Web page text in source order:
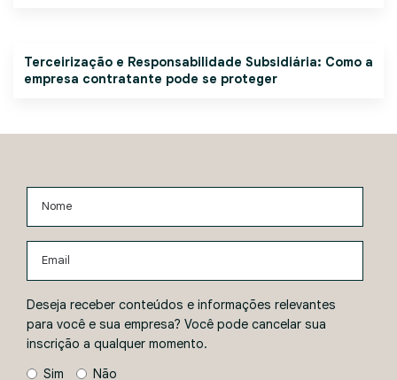
Terceirização e Responsabilidade Subsidiária: Como a
empresa contratante pode se proteger
Deseja receber conteúdos e informações relevantes
para você e sua empresa? Você pode cancelar sua
inscrição a qualquer momento.
Sim
Não